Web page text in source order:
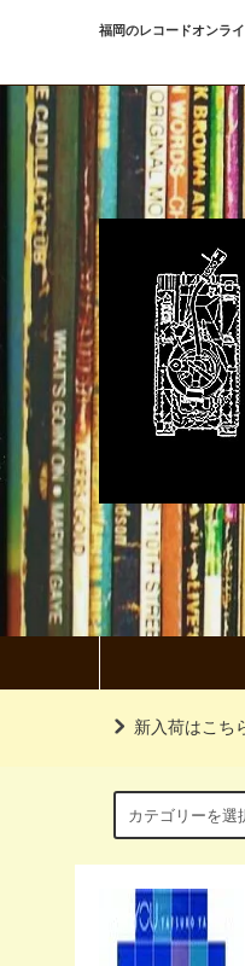
福岡のレコードオンラ
新入荷はこち